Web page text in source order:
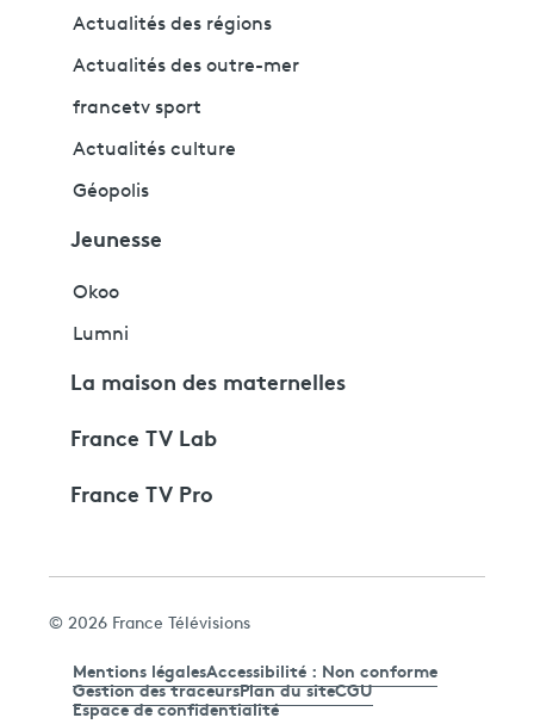
Actualités des régions
Actualités des outre-mer
francetv sport
Actualités culture
Géopolis
Jeunesse
Okoo
Lumni
La maison des maternelles
France TV Lab
France TV Pro
© 2026 France Télévisions
Mentions légalesAccessibilité : Non conforme
Gestion des traceursPlan du siteCGU
Espace de confidentialité